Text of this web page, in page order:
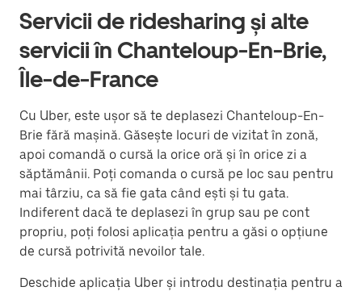
Servicii de ridesharing și alte
servicii în Chanteloup-En-Brie,
Île-de-France
Cu Uber, este ușor să te deplasezi Chanteloup-En-
Brie fără mașină. Găsește locuri de vizitat în zonă,
apoi comandă o cursă la orice oră și în orice zi a
săptămânii. Poți comanda o cursă pe loc sau pentru
mai târziu, ca să fie gata când ești și tu gata.
Indiferent dacă te deplasezi în grup sau pe cont
propriu, poți folosi aplicația pentru a găsi o opțiune
de cursă potrivită nevoilor tale.
Deschide aplicația Uber și introdu destinația pentru a